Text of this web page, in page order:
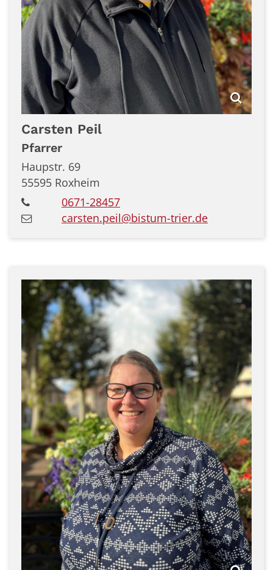
Carsten Peil
Pfarrer
Haupstr. 69
55595 Roxheim
0671-28457
carsten.peil@bistum-trier.de